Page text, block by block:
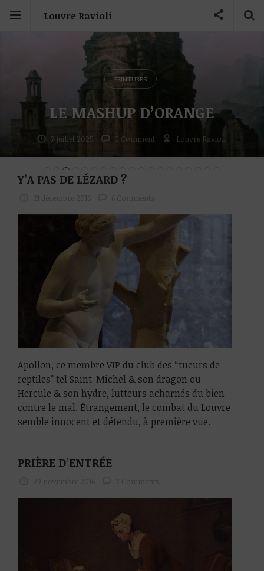
Louvre Ravioli
PEINTURES
LE MASHUP D’ORANGE
2 juillet 2025 0 Comment Louvre Ravioli
Y’A PAS DE LÉZARD ?
Apollon, ce membre VIP du club des “tueurs de
reptiles” tel Saint-Michel & son dragon ou
Hercule & son hydre, lutteurs acharnés du bien
contre le mal. Étrangement, le combat du Louvre
semble innocent et détendu, à première vue.
PRIÈRE D’ENTRÉE